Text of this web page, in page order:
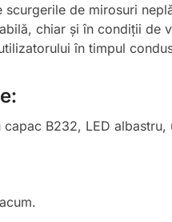
scurgerile de mirosuri
chiar și în condiții de
în timpul
capac B232, LED